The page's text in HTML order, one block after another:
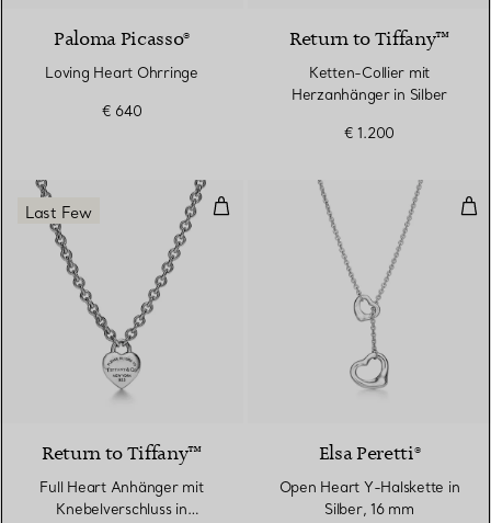
Paloma Picasso®
Loving Heart Ohrringe
€ 640
Return to Tiffany™
Ketten-Collier mit
Herzanhänger in Silber
€ 1.200
Full Heart Anhänger mit
Last Few
Return to Tiffany™
Full Heart Anhänger mit
Knebelverschluss in
Elsa Peretti®
Open Heart Y-Halskette in
Silber, 16 mm